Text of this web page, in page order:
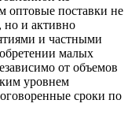
оптовые поставки не
но и активно
и частными
малых
от объемов
уровнем
сроки по